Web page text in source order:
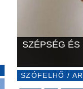
SZÉPSÉG ÉS
SZÓFELHŐ /